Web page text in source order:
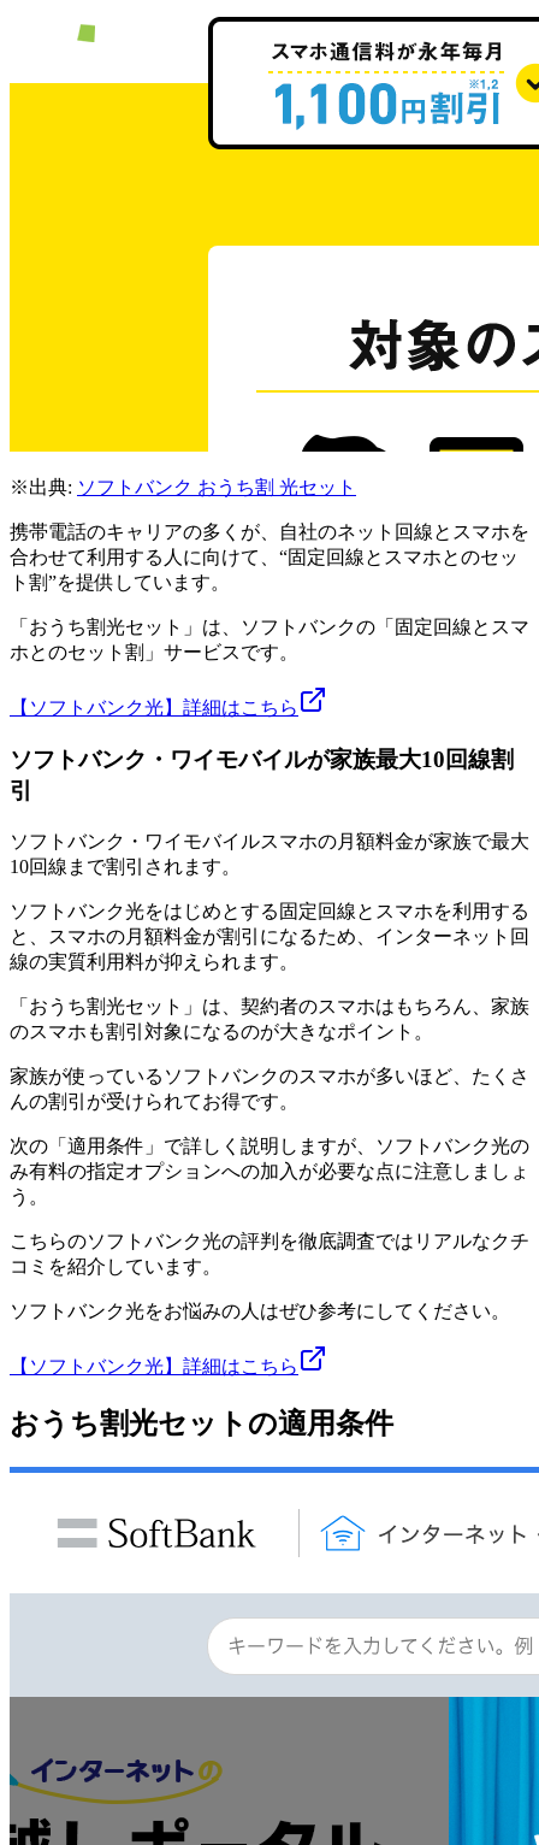
※出典: ソフトバンク おうち割 光セット
携帯電話のキャリアの多くが、自社のネット回線とスマホを
合わせて利用する人に向けて、“固定回線とスマホとのセッ
ト割”を提供しています。
「おうち割光セット」は、ソフトバンクの「固定回線とスマ
ホとのセット割」サービスです。
【ソフトバンク光】詳細はこちら
ソフトバンク・ワイモバイルが家族最大10回線割
引
ソフトバンク・ワイモバイルスマホの月額料金が家族で最大
10回線まで割引されます。
ソフトバンク光をはじめとする固定回線とスマホを利用する
と、スマホの月額料金が割引になるため、インターネット回
線の実質利用料が抑えられます。
「おうち割光セット」は、契約者のスマホはもちろん、家族
のスマホも割引対象になるのが大きなポイント。
家族が使っているソフトバンクのスマホが多いほど、たくさ
んの割引が受けられてお得です。
次の「適用条件」で詳しく説明しますが、ソフトバンク光の
み有料の指定オプションへの加入が必要な点に注意しましょ
う。
こちらのソフトバンク光の評判を徹底調査ではリアルなクチ
コミを紹介しています。
ソフトバンク光をお悩みの人はぜひ参考にしてください。
【ソフトバンク光】詳細はこちら
おうち割光セットの適用条件